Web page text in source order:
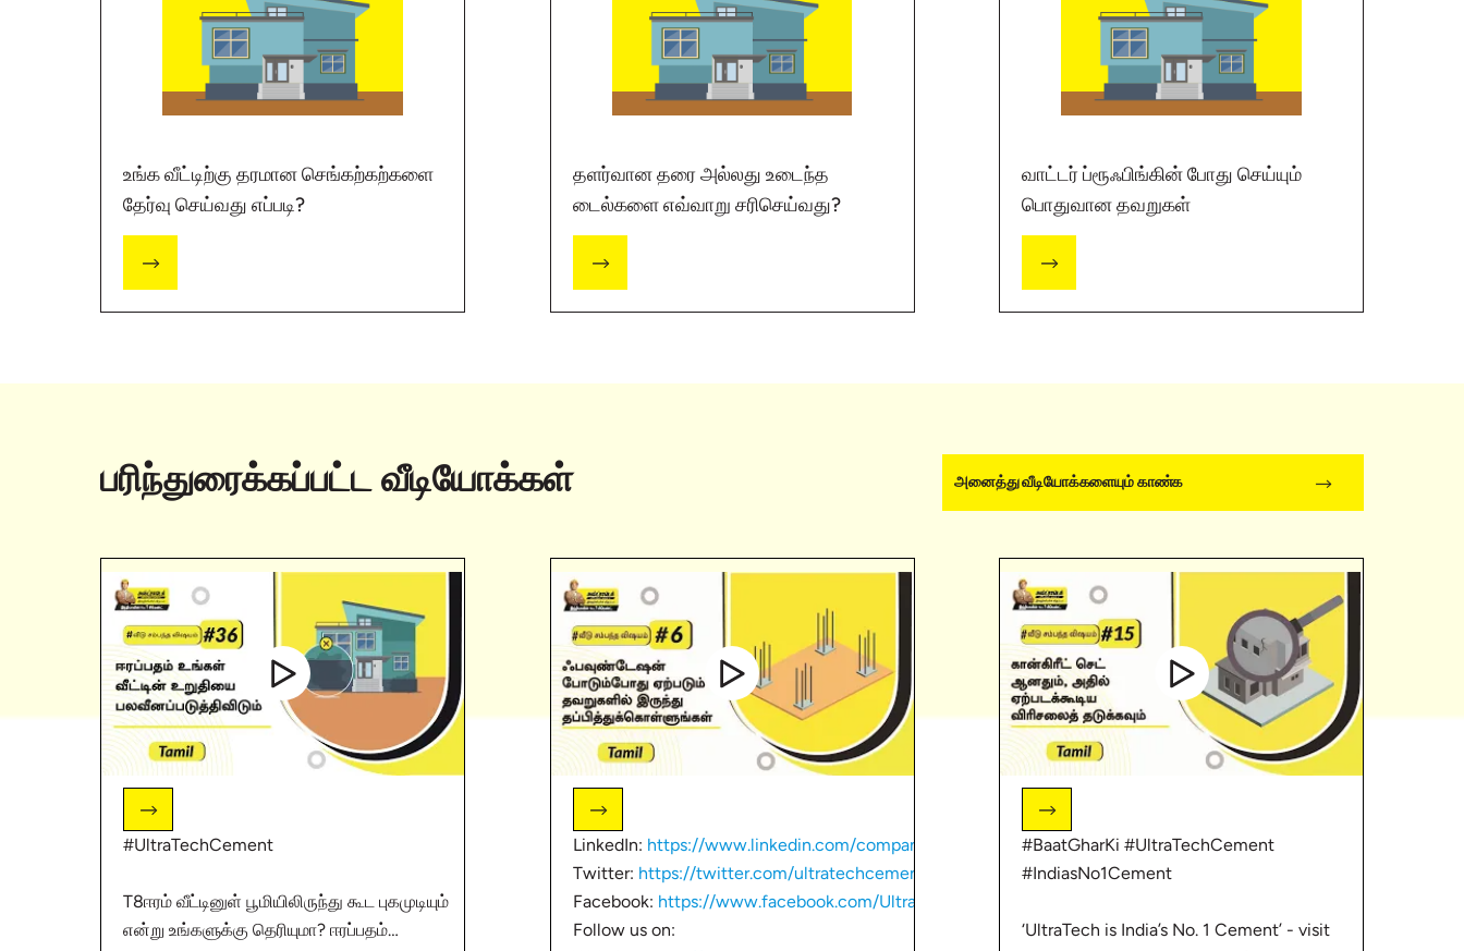
உங்க வீட்டிற்கு தரமான செங்கற்கற்களை
தேர்வு செய்வது எப்படி?
தளர்வான தரை அல்லது உடைந்த
டைல்களை எவ்வாறு சரிசெய்வது?
வாட்டர் ப்ரூஃபிங்கின் போது செய்யும்
பொதுவான தவறுகள்
பரிந்துரைக்கப்பட்ட வீடியோக்கள் அனைத்து வீடியோக்களையும் காண்க
T8ஈரம் வீட்டினுள் பூமியிலிருந்து கூட புகமுடியும்
என்று உங்களுக்கு தெரியுமா? ஈரப்பதம்
#UltraTechCement
Follow us on:
Facebook: https://www.facebook.com/UltraTechCementLimited
Twitter: https://twitter.com/ultratechcement
LinkedIn: https://www.linkedin.com/company/ultratechcement/
‘UltraTech is India’s No. 1 Cement’ - visit
#BaatGharKi #UltraTechCement
#IndiasNo1Cement